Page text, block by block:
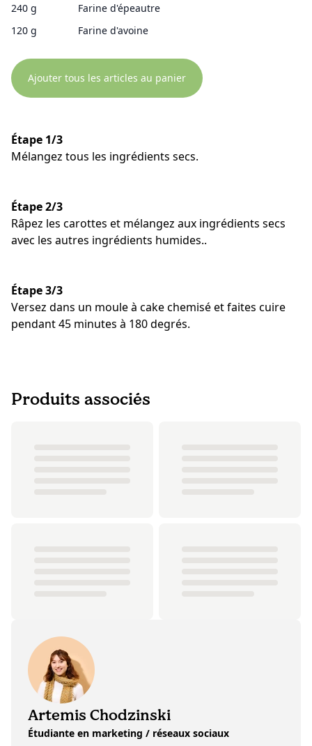
240 g
Farine d'épeautre
120 g
Farine d'avoine
Ajouter tous les articles au panier
Étape 1/3
Mélangez tous les ingrédients secs.
Étape 2/3
Râpez les carottes et mélangez aux ingrédients secs
avec les autres ingrédients humides..
Étape 3/3
Versez dans un moule à cake chemisé et faites cuire
pendant 45 minutes à 180 degrés.
Produits associés
Artemis Chodzinski
Étudiante en marketing / réseaux sociaux